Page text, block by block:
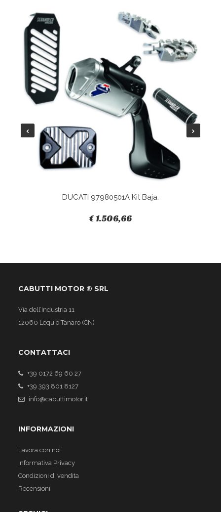
DUCATI 97980501A Kit Baja.
€ 1.506,66
CABUTTI MOTOR ® SRL
Via dell’Industria 11
12060 Lequio Tanaro (CN)
CONTATTACI
+39 0172 69 60 27
+39 393 801 8127
info@cabuttimotor.it
INFORMAZIONI
Lavora con noi
Informativa Privacy
Condizioni di vendita
Recensioni